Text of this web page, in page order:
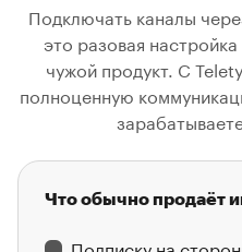
Подключать каналы
это разовая
чужой продукт. С
полноценную
Что обычно продаёт